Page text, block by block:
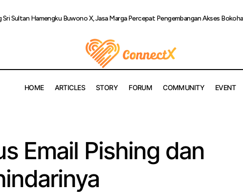
Sri Sultan Hamengku Buwono X, Jasa Marga Percepat Pengembangan Akses
HOME ARTICLES STORY FORUM COMMUNITY EVENT
Email Pishing dan